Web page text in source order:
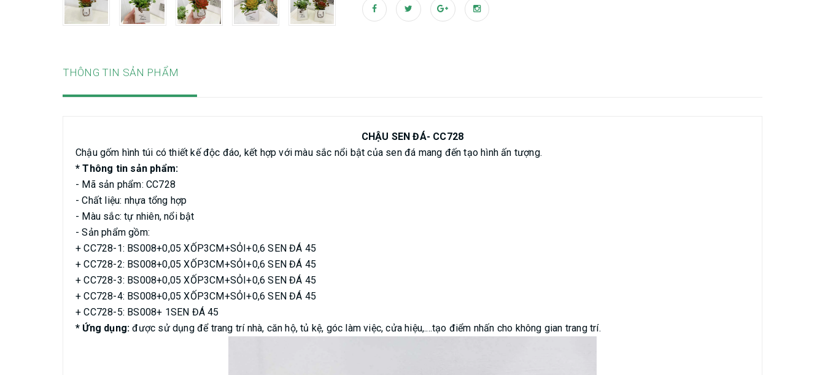
THÔNG TIN SẢN PHẨM
CHẬU SEN ĐÁ- CC728
Chậu gốm hình túi có thiết kế độc đáo, kết hợp với màu sắc nổi bật của sen đá mang đến tạo hình ấn tượng.
* Thông tin sản phẩm:
- Mã sản phẩm: CC728
- Chất liệu: nhựa tổng hợp
- Màu sắc: tự nhiên, nổi bật
- Sản phẩm gồm:
+ CC728-1: BS008+0,05 XỐP3CM+SỎI+0,6 SEN ĐÁ 45
+ CC728-2: BS008+0,05 XỐP3CM+SỎI+0,6 SEN ĐÁ 45
+ CC728-3: BS008+0,05 XỐP3CM+SỎI+0,6 SEN ĐÁ 45
+ CC728-4: BS008+0,05 XỐP3CM+SỎI+0,6 SEN ĐÁ 45
+ CC728-5: BS008+ 1SEN ĐÁ 45
* Ứng dụng: được sử dụng để trang trí nhà, căn hộ, tủ kệ, góc làm việc, cửa hiệu,....tạo điểm nhấn cho không gian trang trí.